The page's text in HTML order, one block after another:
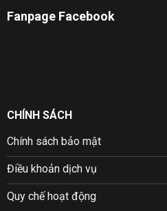
Fanpage Facebook
CHÍNH SÁCH
Chính sách bảo mật
Điều khoản dịch vụ
Quy chế hoạt động